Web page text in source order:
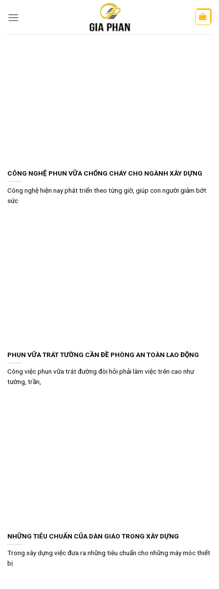
CÔNG NGHỆ PHUN VỮA CHỐNG CHÁY CHO NGÀNH XÂY DỰNG
Công nghệ hiện nay phát triển theo từng giờ, giúp con người giảm bớt
sức
PHUN VỮA TRÁT TƯỜNG CẦN ĐỀ PHÒNG AN TOÀN LAO ĐỘNG
Công việc phun vữa trát đường đòi hỏi phải làm việc trên cao như
tường, trần,
NHỮNG TIÊU CHUẨN CỦA DÀN GIÁO TRONG XÂY DỰNG
Trong xây dựng việc đưa ra những tiêu chuẩn cho những máy móc thiết
bị